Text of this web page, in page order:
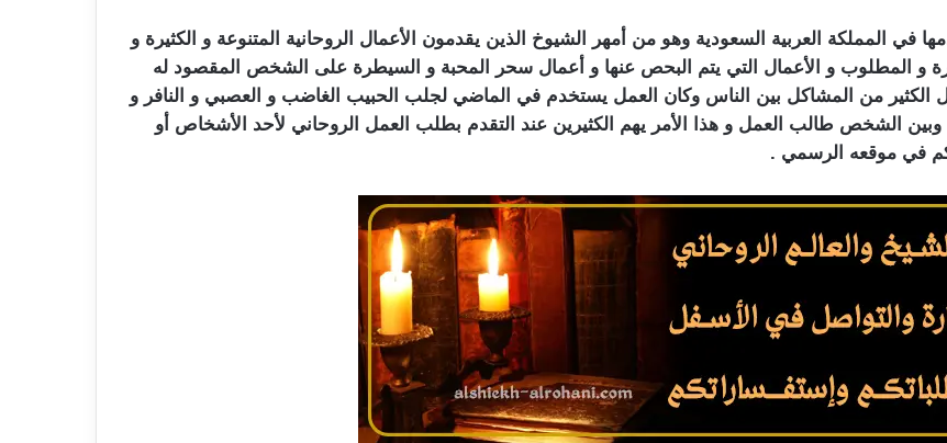
المملكة العربية السعودية وهو من أمهر الشيوخ الذين يقدمون الأعمال الروحانية المتنوعة و الكثيرة و
و المطلوب و الأعمال التي يتم البحص عنها و أعمال سحر المحبة و السيطرة على الشخص المقصود له
الكثير من المشاكل بين الناس وكان العمل يستخدم في الماضي لجلب الحبيب الغاضب و العصبي و النافر و
وبين الشخص طالب العمل و هذا الأمر يهم الكثيرين عند التقدم بطلب العمل الروحاني لأحد الأشخاص أو
في موقعه الرسمي .